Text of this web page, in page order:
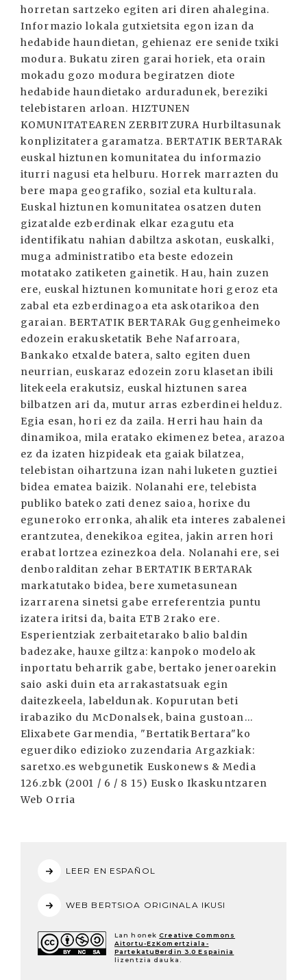
horretan sartzeko egiten ari diren ahalegina.
Informazio lokala gutxietsita egon izan da
hedabide haundietan, gehienaz ere senide txiki
modura. Bukatu ziren garai horiek, eta orain
mokadu gozo modura begiratzen diote
hedabide haundietako arduradunek, bereziki
telebistaren arloan. HIZTUNEN
KOMUNITATEAREN ZERBITZURA Hurbiltasunak
konplizitatera garamatza. BERTATIK BERTARAk
euskal hiztunen komunitatea du informazio
iturri nagusi eta helburu. Horrek marrazten du
bere mapa geografiko, sozial eta kulturala.
Euskal hiztunen komunitatea osatzen duten
gizatalde ezberdinak elkar ezagutu eta
identifikatu nahian dabiltza askotan, euskalki,
muga administratibo eta beste edozein
motatako zatiketen gainetik. Hau, hain zuzen
ere, euskal hiztunen komunitate hori geroz eta
zabal eta ezberdinagoa eta askotarikoa den
garaian. BERTATIK BERTARAk Guggenheimeko
edozein erakusketatik Behe Nafarroara,
Bankako etxalde batera, salto egiten duen
neurrian, euskaraz edozein zoru klasetan ibili
litekeela erakutsiz, euskal hiztunen sarea
bilbatzen ari da, mutur arras ezberdinei helduz.
Egia esan, hori ez da zaila. Herri hau hain da
dinamikoa, mila eratako ekimenez betea, arazoa
ez da izaten hizpideak eta gaiak bilatzea,
telebistan oihartzuna izan nahi luketen guztiei
bidea ematea baizik. Nolanahi ere, telebista
publiko bateko zati denez saioa, horixe du
eguneroko erronka, ahalik eta interes zabalenei
erantzutea, denekikoa egitea, jakin arren hori
erabat lortzea ezinezkoa dela. Nolanahi ere, sei
denboralditan zehar BERTATIK BERTARAk
markatutako bidea, bere xumetasunean
izarrarena sinetsi gabe erreferentzia puntu
izatera iritsi da, baita ETB 2rako ere.
Esperientziak zerbaitetarako balio baldin
badezake, hauxe giltza: kanpoko modeloak
inportatu beharrik gabe, bertako jeneroarekin
saio aski duin eta arrakastatsuak egin
daitezkeela, labeldunak. Kopurutan beti
irabaziko du McDonalsek, baina gustoan...
Elixabete Garmendia, "BertatikBertara"ko
eguerdiko edizioko zuzendaria Argazkiak:
saretxo.es webgunetik Euskonews & Media
126.zbk (2001 / 6 / 8 15) Eusko Ikaskuntzaren
Web Orria
LEER EN ESPAÑOL
WEB BERTSIOA ORIGINALA IKUSI
Lan honek Creative Commons
Aitortu-EzKomertziala-
PartekatuBerdin 3.0 Espainia
lizentzia dauka.